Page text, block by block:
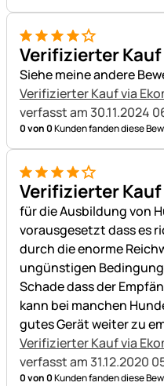
4 von 5
Verifizierter Kauf
Siehe meine andere
Verifizierter Kauf via
verfasst am 30.11.2024
0 von 0Kunden fanden diese
4 von 5
Verifizierter Kauf
für die Ausbildung von
vorausgesetzt dass es
durch die enorme
ungünstigen
Schade dass der
kann bei manchen
gutes Gerät weiter zu
Verifizierter Kauf via
verfasst am 31.12.2020
0 von 0Kunden fanden diese